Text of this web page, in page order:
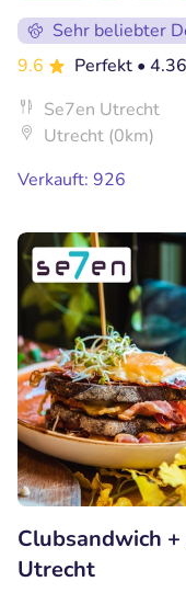
Sehr beliebter
9.6
Perfekt •
Se7en Utrecht
Utrecht (0km)
Verkauft: 926
Clubsandwich
Utrecht